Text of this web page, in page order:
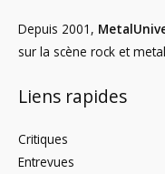
Depuis 2001,
sur la scène rock et
Liens rapides
Critiques
Entrevues